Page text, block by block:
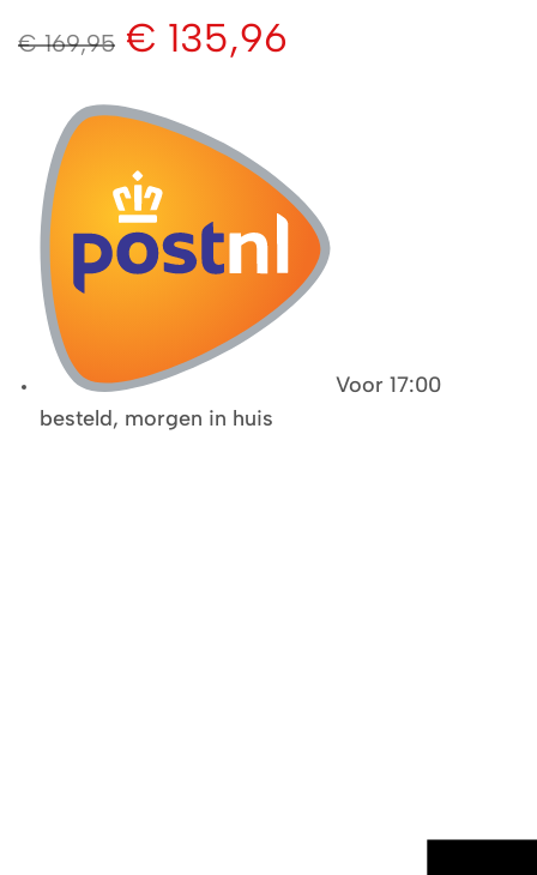
€169,95 € 135,96
Voor 17:00
besteld, morgen in huis